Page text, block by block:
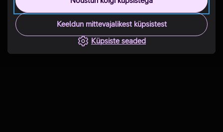
Keeldun mittevajalikest küpsistest
Küpsiste seaded